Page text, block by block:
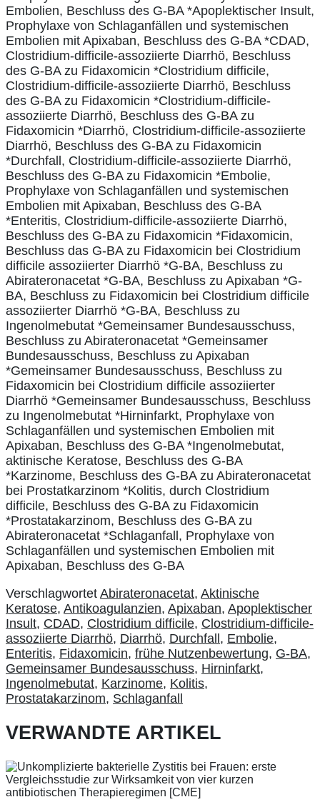
Embolien, Beschluss des G-BA *Apoplektischer Insult,
Prophylaxe von Schlaganfällen und systemischen
Embolien mit Apixaban, Beschluss des G-BA *CDAD,
Clostridium-difficile-assoziierte Diarrhö, Beschluss
des G-BA zu Fidaxomicin *Clostridium difficile,
Clostridium-difficile-assoziierte Diarrhö, Beschluss
des G-BA zu Fidaxomicin *Clostridium-difficile-
assoziierte Diarrhö, Beschluss des G-BA zu
Fidaxomicin *Diarrhö, Clostridium-difficile-assoziierte
Diarrhö, Beschluss des G-BA zu Fidaxomicin
*Durchfall, Clostridium-difficile-assoziierte Diarrhö,
Beschluss des G-BA zu Fidaxomicin *Embolie,
Prophylaxe von Schlaganfällen und systemischen
Embolien mit Apixaban, Beschluss des G-BA
*Enteritis, Clostridium-difficile-assoziierte Diarrhö,
Beschluss des G-BA zu Fidaxomicin *Fidaxomicin,
Beschluss das G-BA zu Fidaxomicin bei Clostridium
difficile assoziierter Diarrhö *G-BA, Beschluss zu
Abirateronacetat *G-BA, Beschluss zu Apixaban *G-
BA, Beschluss zu Fidaxomicin bei Clostridium difficile
assoziierter Diarrhö *G-BA, Beschluss zu
Ingenolmebutat *Gemeinsamer Bundesausschuss,
Beschluss zu Abirateronacetat *Gemeinsamer
Bundesausschuss, Beschluss zu Apixaban
*Gemeinsamer Bundesausschuss, Beschluss zu
Fidaxomicin bei Clostridium difficile assoziierter
Diarrhö *Gemeinsamer Bundesausschuss, Beschluss
zu Ingenolmebutat *Hirninfarkt, Prophylaxe von
Schlaganfällen und systemischen Embolien mit
Apixaban, Beschluss des G-BA *Ingenolmebutat,
aktinische Keratose, Beschluss des G-BA
*Karzinome, Beschluss des G-BA zu Abirateronacetat
bei Prostatkarzinom *Kolitis, durch Clostridium
difficile, Beschluss des G-BA zu Fidaxomicin
*Prostatakarzinom, Beschluss des G-BA zu
Abirateronacetat *Schlaganfall, Prophylaxe von
Schlaganfällen und systemischen Embolien mit
Apixaban, Beschluss des G-BA
Verschlagwortet Abirateronacetat, Aktinische
Keratose, Antikoagulanzien, Apixaban, Apoplektischer
Insult, CDAD, Clostridium difficile, Clostridium-difficile-
assoziierte Diarrhö, Diarrhö, Durchfall, Embolie,
Enteritis, Fidaxomicin, frühe Nutzenbewertung, G-BA,
Gemeinsamer Bundesausschuss, Hirninfarkt,
Ingenolmebutat, Karzinome, Kolitis,
Prostatakarzinom, Schlaganfall
VERWANDTE ARTIKEL